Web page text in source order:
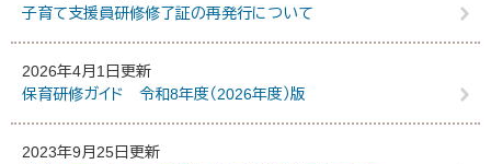
子育て支援員研修修了証の再発行について
2026年4月1日更新
保育研修ガイド 令和8年度（2026年度）版
2023年9月25日更新